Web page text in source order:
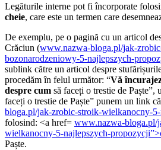
Legăturile interne pot fi încorporate
cheie, care este un termen care
De exemplu, pe o pagină cu un articol
Crăciun (www.nazwa-bloga.pl/jak-
bozonarodzeniowy-5-najlepszych-
sublink către un articol despre
procedăm în felul următor: “Vă
despre cum să faceți o trestie de Paște”,
faceți o trestie de Paște” punem un link
bloga.pl/jak-zrobic-stroik-wielkanocny-
folosind: <a href= www.nazwa-bloga.pl/
wielkanocny-5-najlepszych-
Paște.